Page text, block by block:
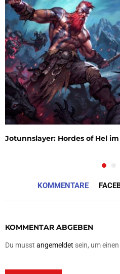
Jotunnslayer: Hordes of Hel im
KOMMENTARE
KOMMENTAR ABGEBEN
Du musst angemeldet sein, um